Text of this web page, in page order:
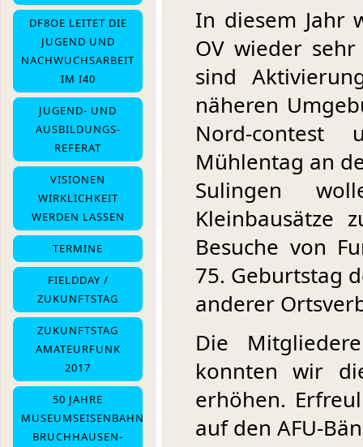
In diesem Jahr
OV wieder
sind
näheren
Nord-contest
Mühlentag an
Sulingen
Kleinbausätze
Besuche von
75. Geburtstag
anderer
Die
konnten wir
erhöhen.
auf den AFU-
DF8OE LEITET DIE
JUGEND UND
NACHWUCHSARBEIT
IM I40
JUGEND- UND
AUSBILDUNGS-
REFERAT
VISIONEN
WIRKLICHKEIT
WERDEN LASSEN
TERMINE
FIELDDAY /
ZUKUNFTSTAG
ZUKUNFTSTAG
AMATEURFUNK
2017
50 JAHRE
MUSEUMSEISENBAHN
BRUCHHAUSEN-